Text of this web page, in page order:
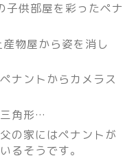
供部屋を彩ったペナ
物屋から姿を消し
ナントからカメラス
角形…
の家にはペナントが
るそうです。